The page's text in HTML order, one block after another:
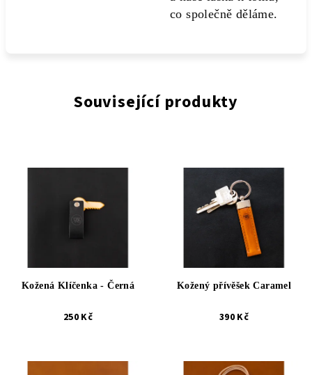
co společně děláme.
Související produkty
Kožená Klíčenka - Černá
250 Kč
Kožený přívěšek Caramel
390 Kč